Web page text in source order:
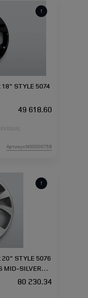
STYLE 5074
49 618.60
Артикул:N00000758
STYLE 5076
MID-SILVER
80 230.34